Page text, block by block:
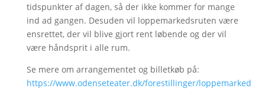
tidspunkter af dagen, så der ikke kommer for mange
ind ad gangen. Desuden vil loppemarkedsruten være
ensrettet, der vil blive gjort rent løbende og der vil
være håndsprit i alle rum.
Se mere om arrangementet og billetkøb på:
https://www.odenseteater.dk/forestillinger/loppemarked